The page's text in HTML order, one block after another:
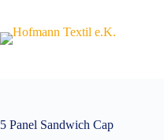
springen
5 Panel Sandwich Cap